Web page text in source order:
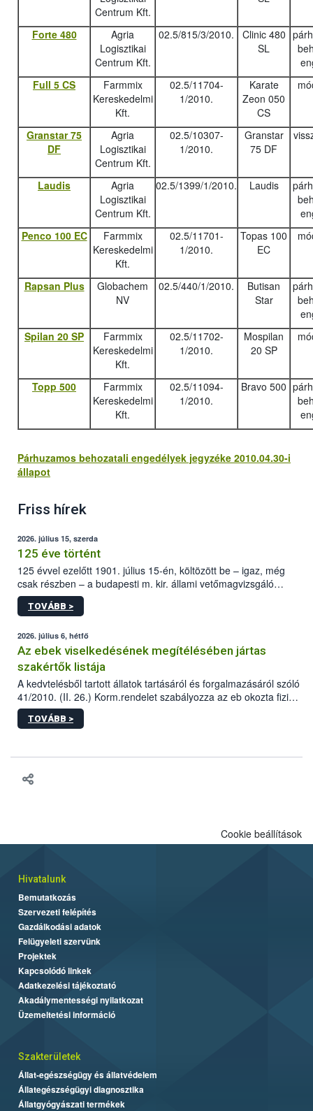
Centrum Kft.
Forte 480
Agria
Logisztikai
Centrum Kft.
02.5/815/3/2010.
Clinic 480
SL
Full 5 CS
Farmmix
Kereskedelmi
Kft.
02.5/11704-
1/2010.
Karate
Zeon 050
CS
Granstar 75
DF
Agria
Logisztikai
Centrum Kft.
02.5/10307-
1/2010.
Granstar
75 DF
Laudis
Agria
Logisztikai
Centrum Kft.
02.5/1399/1/2010. Laudis
Penco 100 EC
Farmmix
Kereskedelmi
Kft.
02.5/11701-
1/2010.
Topas 100
EC
Rapsan Plus
Globachem
NV
02.5/440/1/2010.
Butisan
Star
Spilan 20 SP
Farmmix
Kereskedelmi
Kft.
02.5/11702-
1/2010.
Mospilan
20 SP
Topp 500
Farmmix
Kereskedelmi
Kft.
02.5/11094-
1/2010.
Bravo 500
Párhuzamos behozatali engedélyek jegyzéke 2010.04.30-i
állapot
Friss hírek
2026. július 15, szerda
125 éve történt
125 évvel ezelőtt 1901. július 15-én, költözött be – igaz, még
csak részben – a budapesti m. kir. állami vetőmagvizsgáló
állomás a Kis Rókus utca 15. szám alatti, Czigler Győző által
tervezett új épületébe.
TOVÁBB >
2026. július 6, hétfő
Az ebek viselkedésének megítélésében jártas
szakértők listája
A kedvtelésből tartott állatok tartásáról és forgalmazásáról szóló
41/2010. (II. 26.) Korm.rendelet szabályozza az eb okozta fizikai
sérülés, illetve ennek veszélye keletkezésekor felmerülő
hatósági feladatokat, valamint a veszélyes eb tartását és annak
TOVÁBB >
Cookie beállítások
Hivatalunk
Bemutatkozás
Szervezeti felépítés
Gazdálkodási adatok
Felügyeleti szervünk
Projektek
Kapcsolódó linkek
Adatkezelési tájékoztató
Akadálymentességi nyilatkozat
Üzemeltetési információ
Szakterületek
Állat-egészségügy és állatvédelem
Állategészségügyi diagnosztika
Állatgyógyászati termékek